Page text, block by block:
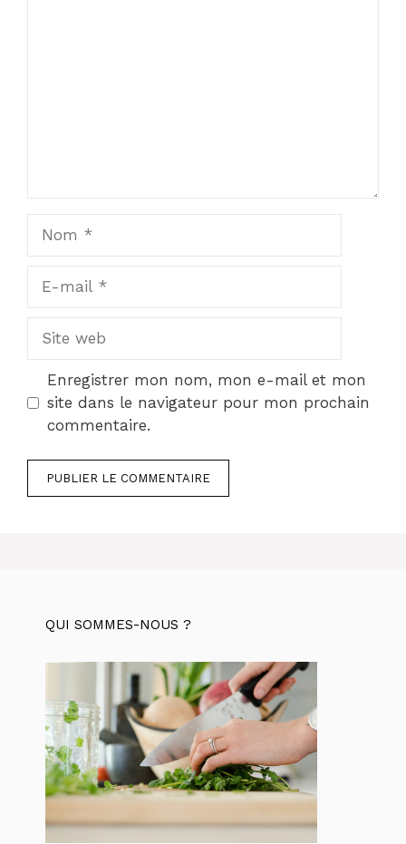
mail
web
Enregistrer mon nom, mon e-mail et mon
site dans le navigateur pour mon prochain
commentaire.
QUI SOMMES-NOUS ?